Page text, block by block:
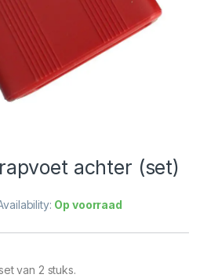
achter (set)
Op voorraad
van 2 stuks.